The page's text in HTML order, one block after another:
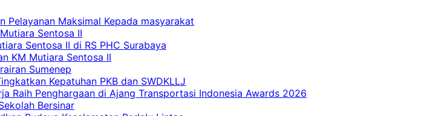
Pelayanan Maksimal Kepada masyarakat
Sentosa II
Sentosa II di RS PHC Surabaya
KM Mutiara Sentosa II
Sumenep
Kepatuhan PKB dan SWDKLLJ
Raih Penghargaan di Ajang Transportasi Indonesia Awards 2026
Bersinar